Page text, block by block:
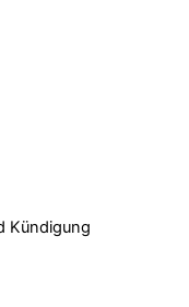
Kündigung